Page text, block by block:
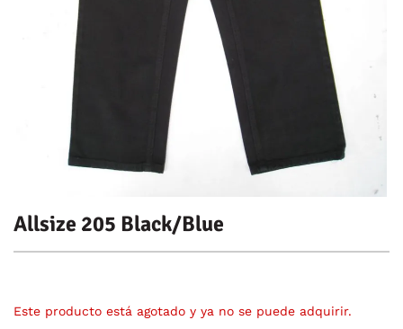
Allsize 205 Black/Blue
Este producto está agotado y ya no se puede adquirir.